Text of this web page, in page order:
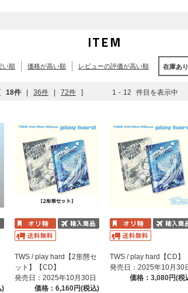
ITEM
い順 価格が高い順 レビューの評価が高い順 在庫あり
18件 | 36件 | 72件 ] 1 - 12 件目を表示中
)
TWS / play hard【2形態セ
ット】【CD】
発売日：2025年10月30日
価格：6,160円(税込)
TWS / play hard【CD】
発売日：2025年10月30
価格：3,080円(税